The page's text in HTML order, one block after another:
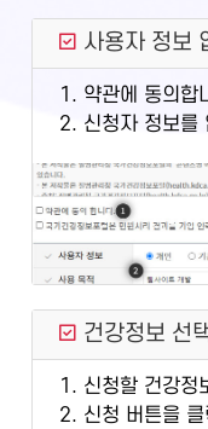
사용자 정보
1. 약관에 동의합
2. 신청자 정보를
건강정보 선
1. 신청할 건강정
2. 신청 버튼을